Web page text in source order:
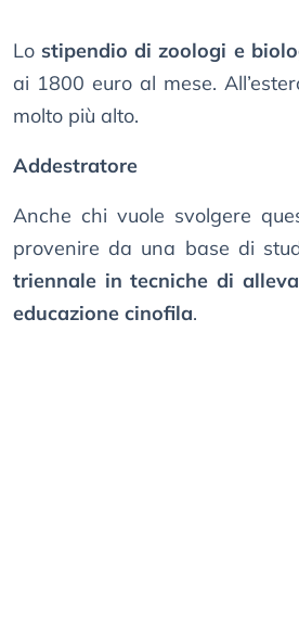
Lo stipendio di zoologi e
ai 1800 euro al mese.
molto più alto.
Addestratore
Anche chi vuole svolgere
provenire da una base di
triennale in tecniche di
educazione cinofila.